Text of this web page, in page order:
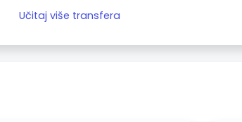
Učitaj više transfera